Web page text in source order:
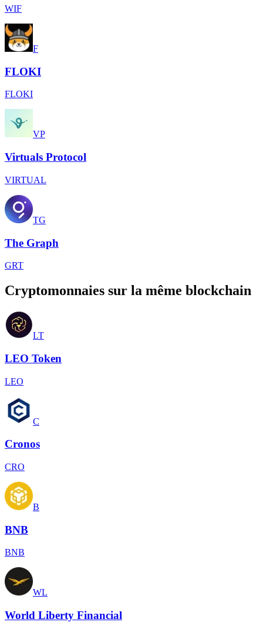
WIF
F
FLOKI
FLOKI
VP
Virtuals Protocol
VIRTUAL
TG
The Graph
GRT
Cryptomonnaies sur la même blockchain
LT
LEO Token
LEO
C
Cronos
CRO
B
BNB
BNB
WL
World Liberty Financial